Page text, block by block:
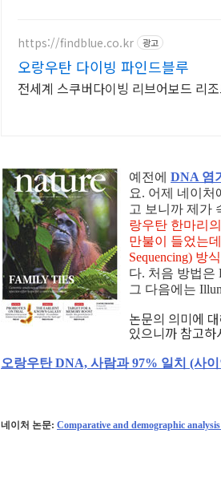
https://findblue.co.kr 광고
오랑우탄 다이빙 파인드블루
전세계 스쿠버다이빙 리브어보드 리
예전에 DNA 염
요. 어제 네이처
고 보니까 제가
랑우탄 한마리
만불이 들었는
Sequencing) 방
다. 처음 방법은
그 다음에는
논문의 의미에
있으니까 참고
오랑우탄 DNA, 사람과 97% 일치 (사
네이처 논문: Comparative and demographic